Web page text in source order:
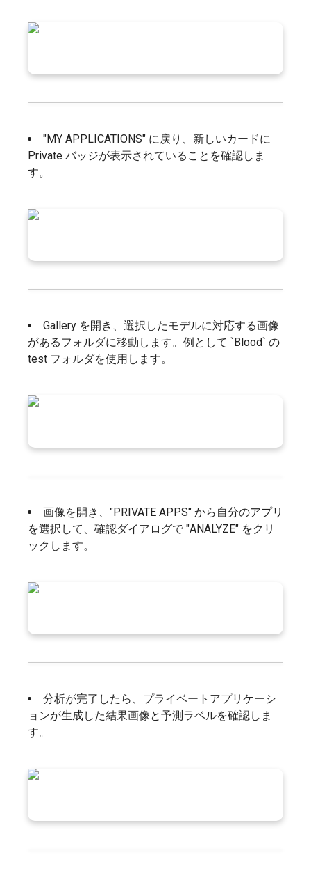
"MY APPLICATIONS" に戻り、新しいカードに
Private バッジが表示されていることを確認しま
す。
Gallery を開き、選択したモデルに対応する画像
があるフォルダに移動します。例として `Blood` の
test フォルダを使用します。
画像を開き、"PRIVATE APPS" から自分のアプリ
を選択して、確認ダイアログで "ANALYZE" をクリ
ックします。
分析が完了したら、プライベートアプリケーシ
ョンが生成した結果画像と予測ラベルを確認しま
す。